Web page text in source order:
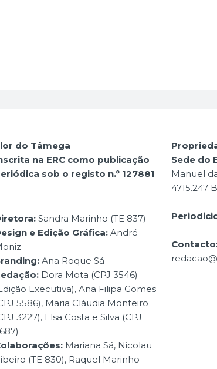
do Tâmega
na ERC como publicação
sob o registo n.º 127881
Sandra Marinho (TE 837)
e Edição Gráfica:André
Ana Roque Sá
Dora Mota (CPJ 3546)
Executiva), Ana Filipa Gomes
5586), Maria Cláudia Monteiro
3227), Elsa Costa e Silva (CPJ
Mariana Sá, Nicolau
(TE 830), Raquel Marinho
Sede do
Manuel
4715.247